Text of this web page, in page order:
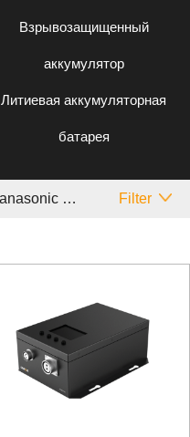
Взрывозащищенный
аккумулятор
Литиевая аккумуляторная
батарея
Литий-ионный аккумулятор Panasonic Особый Filter